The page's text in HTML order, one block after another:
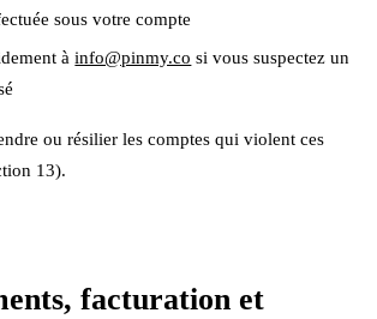
sous votre compte
àinfo@pinmy.co si vous suspectez un
ou résilier les comptes qui violent ces
13).
facturation et